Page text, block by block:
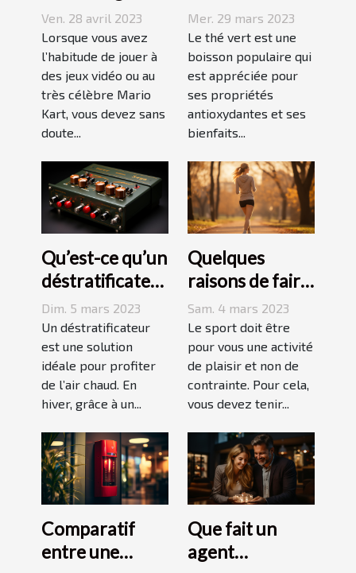
Ven. 28 avril 2023
Lorsque vous avez
l’habitude de jouer à
des jeux vidéo ou au
très célèbre Mario
Kart, vous devez sans
doute...
thé vert : quels
sont les
dangers pour la
peau ?
Mer. 29 mars 2023
Le thé vert est une
boisson populaire qui
est appréciée pour
ses propriétés
antioxydantes et ses
bienfaits...
Qu’est-ce qu’un
déstratificateur
?
Dim. 5 mars 2023
Un déstratificateur
est une solution
idéale pour profiter
de l’air chaud. En
hiver, grâce à un...
Quelques
raisons de faire
du sport
Sam. 4 mars 2023
Le sport doit être
pour vous une activité
de plaisir et non de
contrainte. Pour cela,
vous devez tenir...
Comparatif
entre une
Que fait un
agent